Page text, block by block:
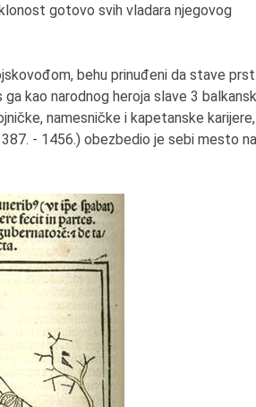
gotovo svih vladara njegovog
behu prinuđeni da stave prst
kao narodnog heroja slave 3
namesničke i kapetanske karijere,
- 1456.) obezbedio je sebi mesto na